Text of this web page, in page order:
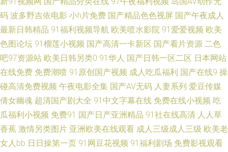
湿机福利院 国产永久线路 国产精品一二区 操女人的逼8p 91天美mV av柠檬
福利导航 99精品久久婷婷_ 91在线永久免费观看网站 91性情网站 91视频在
线观看最新 91工厂在线视频 综合av在线 午夜剧院 亚洲精品无码护士一区
91N熟女 91成人免费电影院 91pron在线 香蕉在线 日韩欧美天堂网 精品热久
婷婷社区 日韩深夜肏逼啪啪啪 欧美专区综合 狼友色av 黑料吃瓜AV资源网址
码 波多野吉依电影 小h片免费 国产精品色色视屏 国产午夜成人
最新日韩精品 91福利视频导航 欧美喷水影院 91爱爱视频 欧美
色图论坛 91榴莲小视频 国产高清一卡新区 国产看片资源 二色
吧97资源站 欧美日韩另类0 91华人 国产日韩一区二区 日本网站
在线免费 免费潮喷 91原创国产视频 成人吃瓜福利 国产在线9 操
碰高清免费视频 午夜电影全集 国产AV无码 人妻系列 爱豆传媒
倩女幽魂 超清国产剧大全 91中文字幕在线 免费在线小视频 吃
瓜福利小视频 免费91 国产日产亚洲精品 91社在线高清 人人草
香蕉 激情另类图片 亚洲欧美在线观看 成人三级成人三级 欧美老
女人bb 日日操第一页 91网豆花视频 91福利剧场 免费影视观看